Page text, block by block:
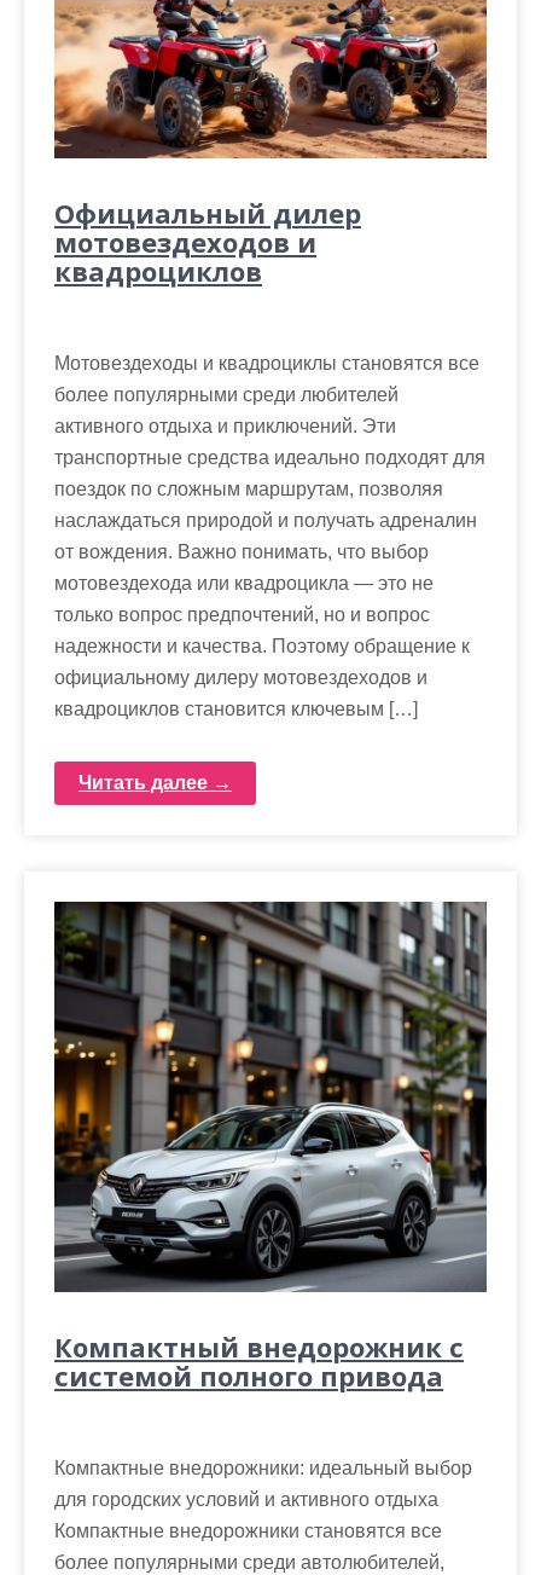
Официальный дилер
мотовездеходов и
квадроциклов
Мотовездеходы и квадроциклы становятся все
более популярными среди любителей
активного отдыха и приключений. Эти
транспортные средства идеально подходят для
поездок по сложным маршрутам, позволяя
наслаждаться природой и получать адреналин
от вождения. Важно понимать, что выбор
мотовездехода или квадроцикла — это не
только вопрос предпочтений, но и вопрос
надежности и качества. Поэтому обращение к
официальному дилеру мотовездеходов и
квадроциклов становится ключевым […]
Читать далее →
Компактный внедорожник с
системой полного привода
Компактные внедорожники: идеальный выбор
для городских условий и активного отдыха
Компактные внедорожники становятся все
более популярными среди автолюбителей,